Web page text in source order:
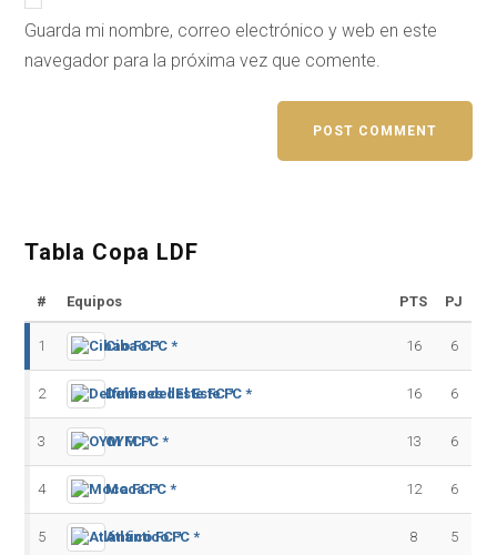
Guarda mi nombre, correo electrónico y web en este
navegador para la próxima vez que comente.
Tabla Copa LDF
# Equipos PTS PJ
1 Cibao FC * 16 6
2 Delfines del Este FC * 16 6
3 OYM FC * 13 6
4 Moca FC * 12 6
5 Atlántico FC * 8 5